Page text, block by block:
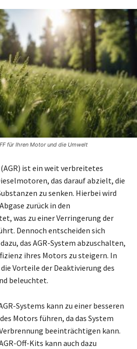
für Ihren Motor und die Umwelt
ist ein weit verbreitetes
das darauf abzielt, die
zu senken. Hierbei wird
zurück in den
was zu einer Verringerung der
Dennoch entscheiden sich
das AGR-System abzuschalten,
ihres Motors zu steigern. In
Vorteile der Deaktivierung des
beleuchtet.
Systems kann zu einer besseren
Motors führen, da das System
beeinträchtigen kann.
Off-Kits kann auch dazu